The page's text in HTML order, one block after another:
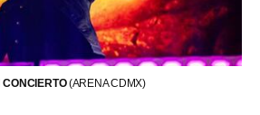
CONCIERTO(ARENA CDMX)